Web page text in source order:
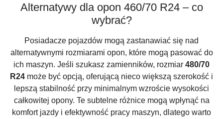
Alternatywy dla opon 460/70 R24 – co
wybrać?
Posiadacze pojazdów mogą zastanawiać się nad
alternatywnymi rozmiarami opon, które mogą pasować do
ich maszyn. Jeśli szukasz zamienników, rozmiar 480/70
R24 może być opcją, oferującą nieco większą szerokość i
lepszą stabilność przy minimalnym wzroście wysokości
całkowitej opony. Te subtelne różnice mogą wpłynąć na
komfort jazdy i efektywność pracy maszyn, dlatego warto